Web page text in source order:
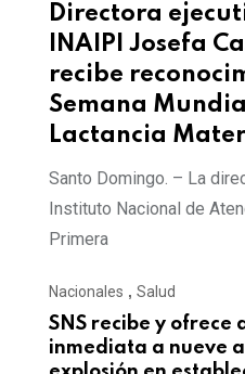
Directora
INAIPI Josefa
recibe
Semana
Lactancia
Santo Domingo. – La
Instituto Nacional de
Primera
Nacionales , Salud
SNS recibe y ofrece
inmediata a nueve